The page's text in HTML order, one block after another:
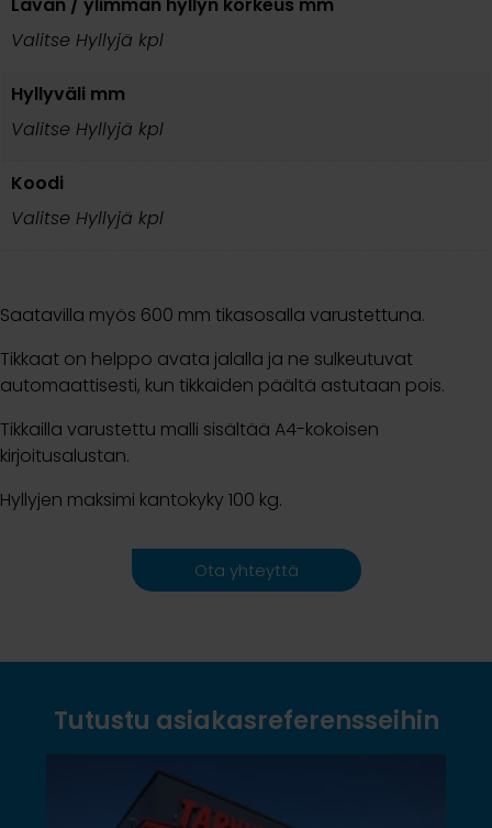
Valitse Hyllyjä kpl
Hyllyväli mm
Valitse Hyllyjä kpl
Koodi
Valitse Hyllyjä kpl
Saatavilla myös 600 mm tikasosalla varustettuna.
Tikkaat on helppo avata jalalla ja ne sulkeutuvat
automaattisesti, kun tikkaiden päältä astutaan pois.
Tikkailla varustettu malli sisältää A4-kokoisen
kirjoitusalustan.
Hyllyjen maksimi kantokyky 100 kg.
Ota yhteyttä
Tutustu asiakasreferensseihin